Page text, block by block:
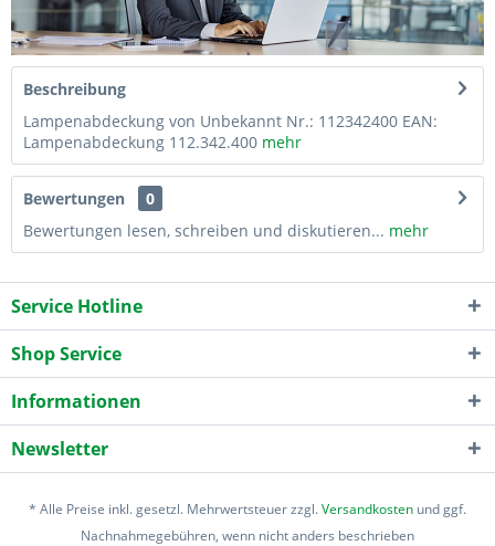
Beschreibung
Lampenabdeckung von Unbekannt Nr.: 112342400 EAN:
Lampenabdeckung 112.342.400 mehr
Bewertungen
0
Bewertungen lesen, schreiben und diskutieren... mehr
Service Hotline
Shop Service
Informationen
Newsletter
* Alle Preise inkl. gesetzl. Mehrwertsteuer zzgl.Versandkosten und ggf.
Nachnahmegebühren, wenn nicht anders beschrieben